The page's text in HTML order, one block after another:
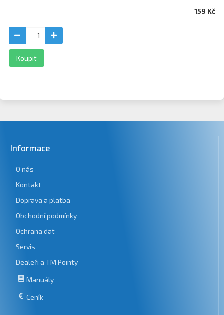
159 Kč
Koupit
Informace
O nás
Kontakt
Doprava a platba
Obchodní podmínky
Ochrana dat
Servis
Dealeři a TM Pointy
Manuály
Ceník